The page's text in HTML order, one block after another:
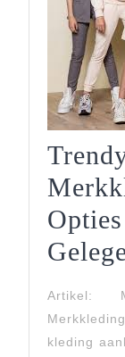
Artikel:
kleding